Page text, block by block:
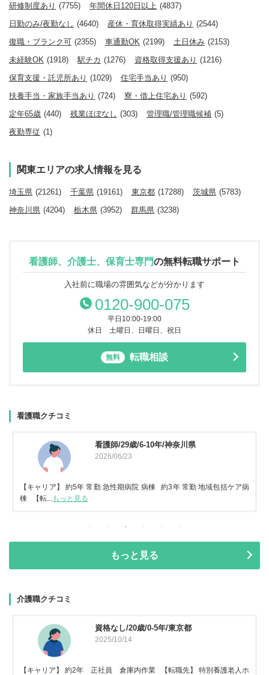
研修制度あり (7755) 年間休日120日以上 (4837)
日勤のみ/夜勤なし (4640) 産休・育休取得実績あり (2544)
復職・ブランク可 (2355) 車通勤OK (2199) 土日休み (2153)
未経験OK (1918) 駅チカ (1276) 資格取得支援あり (1216)
保育支援・託児所あり (1029) 住宅手当あり (950)
扶養手当・家族手当あり (724) 寮・借上住宅あり (592)
定年65歳 (440) 残業ほぼなし (303) 管理職/管理職候補 (5)
夜勤専従 (1)
関東エリアの求人情報を見る
埼玉県 (21261) 千葉県 (19161) 東京都 (17288) 茨城県 (5783)
神奈川県 (4204) 栃木県 (3952) 群馬県 (3238)
看護師、介護士、保育士専門の無料転職サポート
入社前に職場の雰囲気などが分かります
0120-900-075
平日10:00-19:00
休日 土曜日、日曜日、祝日
無料 転職相談
看護職クチコミ
看護師/29歳/6-10年/神奈川県
2026/06/23
【キャリア】 約5年 常勤 急性期病院 病棟 約3年 常勤 地域包括ケア病
棟 【転...
もっと見る
もっと見る
介護職クチコミ
資格なし/20歳/0-5年/東京都
2025/10/14
【キャリア】 約2年 正社員 倉庫内作業 【転職先】 特別養護老人ホ